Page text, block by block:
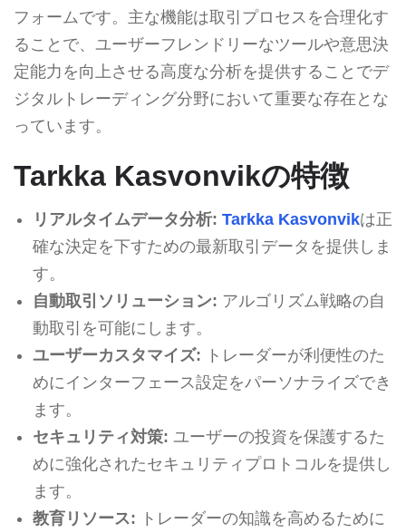
フォームです。主な機能は取引プロセスを合理化す
ることで、ユーザーフレンドリーなツールや意思決
定能力を向上させる高度な分析を提供することでデ
ジタルトレーディング分野において重要な存在とな
っています。
Tarkka Kasvonvikの特徴
リアルタイムデータ分析: Tarkka Kasvonvikは正
確な決定を下すための最新取引データを提供しま
す。
自動取引ソリューション: アルゴリズム戦略の自
動取引を可能にします。
ユーザーカスタマイズ: トレーダーが利便性のた
めにインターフェース設定をパーソナライズでき
ます。
セキュリティ対策: ユーザーの投資を保護するた
めに強化されたセキュリティプロトコルを提供し
ます。
教育リソース: トレーダーの知識を高めるために